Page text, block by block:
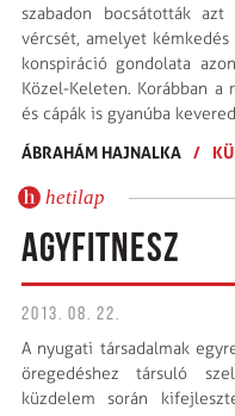
szabadon bocsátották
vércsét, amelyet
konspiráció gondolata
Közel-Keleten. Korábban a
és cápák is gyanúba
ÁBRAHÁM HAJNALKA /
hetilap
AGYFITNESZ
2013. 08. 22.
A nyugati társadalmak
öregedéshez társuló
küzdelem során